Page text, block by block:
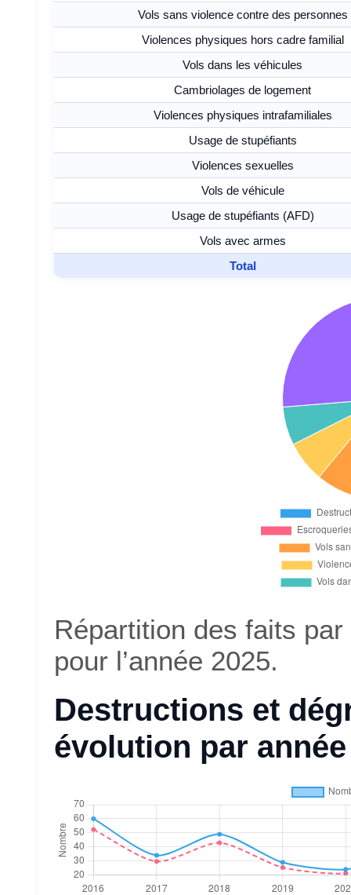
Vols sans violence contre des personnes
Violences physiques hors cadre familial
Vols dans les véhicules
Cambriolages de logement
Violences physiques intrafamiliales
Usage de stupéfiants
Violences sexuelles
Vols de véhicule
Usage de stupéfiants (AFD)
Vols avec armes
Total
Répartition des faits
pour l’année 2025.
Destructions et
évolution par année